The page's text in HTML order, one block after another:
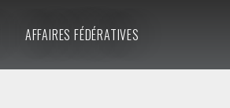
AFFAIRES FÉDÉRATIVES